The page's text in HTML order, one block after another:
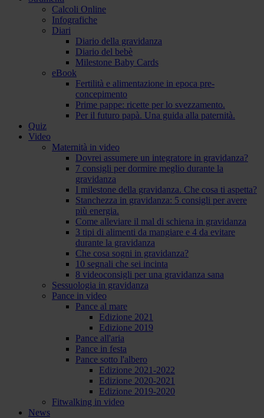
Calcoli Online
Infografiche
Diari
Diario della gravidanza
Diario del bebè
Milestone Baby Cards
eBook
Fertilità e alimentazione in epoca pre-
concepimento
Prime pappe: ricette per lo svezzamento.
Per il futuro papà. Una guida alla paternità.
Quiz
Video
Maternità in video
Dovrei assumere un integratore in gravidanza?
7 consigli per dormire meglio durante la
gravidanza
I milestone della gravidanza. Che cosa ti aspetta?
Stanchezza in gravidanza: 5 consigli per avere
più energia.
Come alleviare il mal di schiena in gravidanza
3 tipi di alimenti da mangiare e 4 da evitare
durante la gravidanza
Che cosa sogni in gravidanza?
10 segnali che sei incinta
8 videoconsigli per una gravidanza sana
Sessuologia in gravidanza
Pance in video
Pance al mare
Edizione 2021
Edizione 2019
Pance all'aria
Pance in festa
Pance sotto l'albero
Edizione 2021-2022
Edizione 2020-2021
Edizione 2019-2020
Fitwalking in video
News